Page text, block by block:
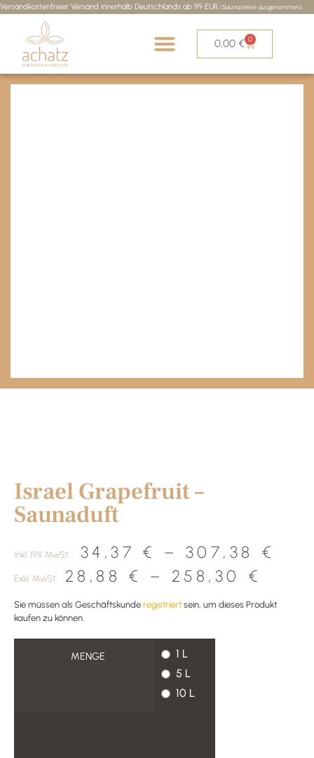
Versandkostenfreier Versand innerhalb Deutschlands ab 99 EUR (Saunasteine ausgenommen)
0,00€ 0
Israel Grapefruit –
Saunaduft
Inkl. 19% MwSt.: 34,37 € –307,38 €
Exkl. MwSt.: 28,88 € – 258,30 €
Sie müssen als Geschäftskunde registriert sein, um dieses Produkt
kaufen zu können.
MENGE
1 L
5 L
10 L